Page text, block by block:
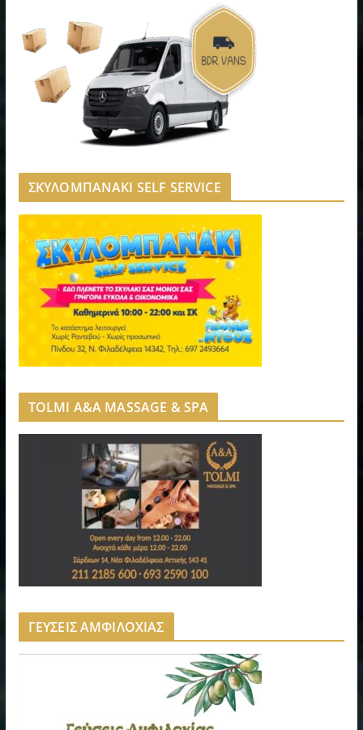
ΣΚΥΛΟΜΠΑΝΑΚΙ SELF SERVICE
TOLMI A&A MASSAGE & SPA
ΓΕΥΣΕΙΣ ΑΜΦΙΛΟΧΙΑΣ